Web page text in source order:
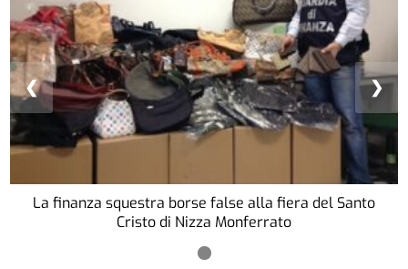
La finanza squestra borse false alla fiera del Santo
Cristo di Nizza Monferrato
❮ ❯